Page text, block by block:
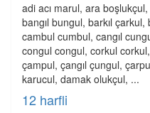
adi acı marul, ara boşlukçul,
bangıl bungul, barkıl
cambul cumbul, cangıl
congul congul, corkul
çampul, çangıl çungul,
karucul, damak olukçul, ...
12 harfli